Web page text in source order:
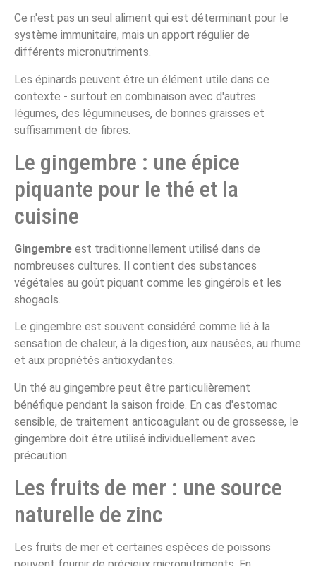
Ce n'est pas un seul aliment qui est déterminant pour le
système immunitaire, mais un apport régulier de
différents micronutriments.
Les épinards peuvent être un élément utile dans ce
contexte - surtout en combinaison avec d'autres
légumes, des légumineuses, de bonnes graisses et
suffisamment de fibres.
Le gingembre : une épice
piquante pour le thé et la
cuisine
Gingembre est traditionnellement utilisé dans de
nombreuses cultures. Il contient des substances
végétales au goût piquant comme les gingérols et les
shogaols.
Le gingembre est souvent considéré comme lié à la
sensation de chaleur, à la digestion, aux nausées, au rhume
et aux propriétés antioxydantes.
Un thé au gingembre peut être particulièrement
bénéfique pendant la saison froide. En cas d'estomac
sensible, de traitement anticoagulant ou de grossesse, le
gingembre doit être utilisé individuellement avec
précaution.
Les fruits de mer : une source
naturelle de zinc
Les fruits de mer et certaines espèces de poissons